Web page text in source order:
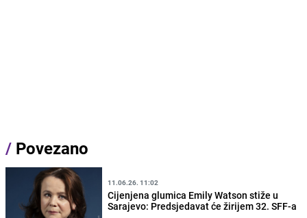
/ Povezano
11.06.26. 11:02
Cijenjena glumica Emily Watson stiže u
Sarajevo: Predsjedavat će žirijem 32. SFF-a